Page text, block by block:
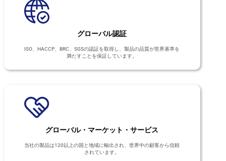
グローバル認証
ISO、HACCP、BRC、SGSの認証を取得し、製品の品質が世界基準を
満たすことを保証しています。
グローバル・マーケット・サービス
当社の製品は120以上の国と地域に輸出され、世界中の顧客から信頼
されています。